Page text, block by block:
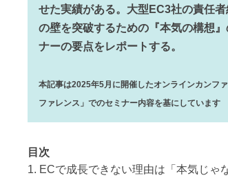
せた実績がある。大型EC3社の責任
の壁を突破するための『本気の構想
ナーの要点をレポートする。
本記事は2025年5月に開催したオンラインカンフ
ファレンス」でのセミナー内容を基にしています
目次
1. ECで成長できない理由は「本気じゃ